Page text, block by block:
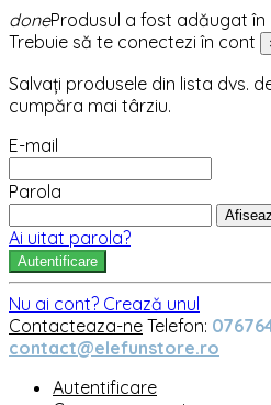
doneProdusul a fost adăugat în
Trebuie să te conectezi în cont
Salvați produsele din lista dvs.
cumpăra mai târziu.
E-mail
Parola
Ai uitat parola?
Autentificare
Nu ai cont? Crează unul
Contacteaza-ne Telefon:
contact@elefunstore.ro
Autentificare